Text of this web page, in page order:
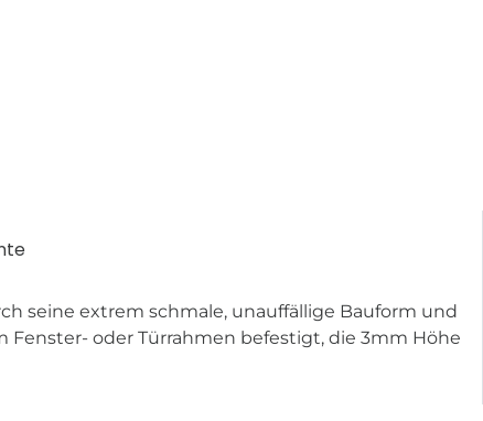
seine extrem schmale, unauffällige Bauform und
Fenster- oder Türrahmen befestigt, die 3mm Höhe